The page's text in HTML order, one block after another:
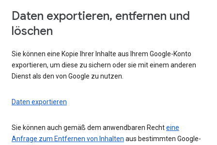
Daten exportieren, entfernen und
löschen
Sie können eine Kopie Ihrer Inhalte aus Ihrem Google-Konto
exportieren, um diese zu sichern oder sie mit einem anderen
Dienst als den von Google zu nutzen.
Daten exportieren
Sie können auch gemäß dem anwendbaren Rechteine
Anfrage zum Entfernen von Inhalten aus bestimmten Google-